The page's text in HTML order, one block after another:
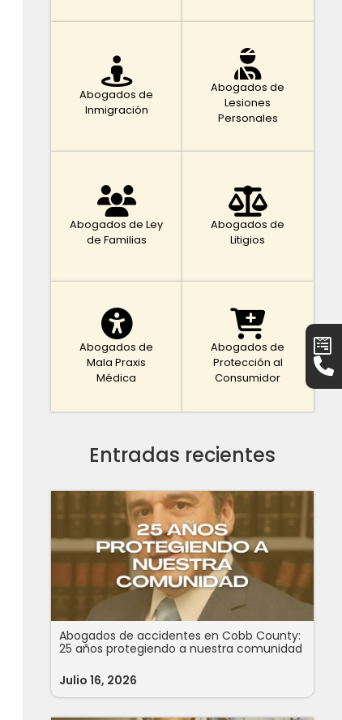
Abogados de
Inmigración
Abogados de
Lesiones
Personales
Abogados de Ley
de Familias
Abogados de
Litigios
Abogados de
Mala Praxis
Médica
Abogados de
Protección al
Consumidor
Entradas recientes
Abogados de accidentes en Cobb County:
25 años protegiendo a nuestra comunidad
Julio 16, 2026